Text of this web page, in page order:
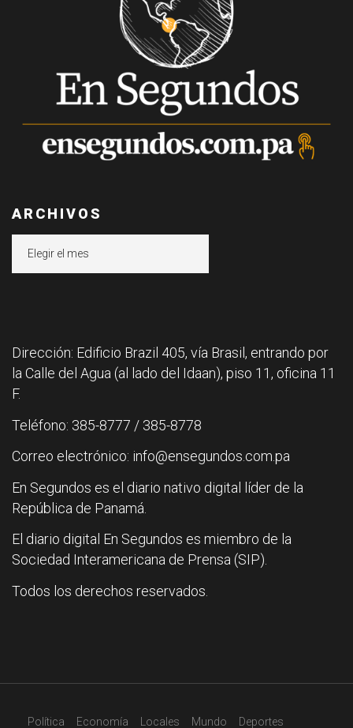
ARCHIVOS
Dirección: Edificio Brazil 405, vía Brasil, entrando por
la Calle del Agua (al lado del Idaan), piso 11, oficina 11
F.
Teléfono: 385-8777 / 385-8778
Correo electrónico: info@ensegundos.com.pa
En Segundos es el diario nativo digital líder de la
República de Panamá.
El diario digital En Segundos es miembro de la
Sociedad Interamericana de Prensa (SIP).
Todos los derechos reservados.
Política Economía Locales Mundo Deportes